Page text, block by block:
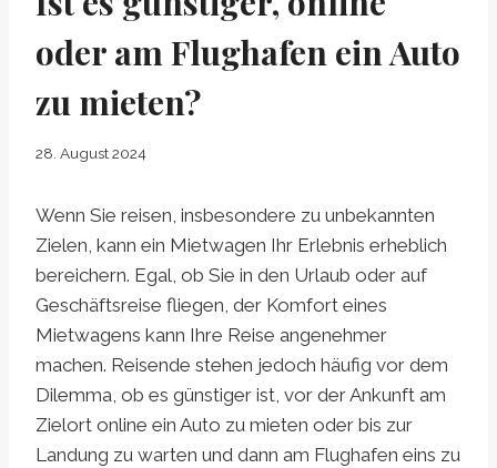
oder am Flughafen ein Auto
zu mieten?
28. August 2024
Wenn Sie reisen, insbesondere zu unbekannten
Zielen, kann ein Mietwagen Ihr Erlebnis erheblich
bereichern. Egal, ob Sie in den Urlaub oder auf
Geschäftsreise fliegen, der Komfort eines
Mietwagens kann Ihre Reise angenehmer
machen. Reisende stehen jedoch häufig vor dem
Dilemma, ob es günstiger ist, vor der Ankunft am
Zielort online ein Auto zu mieten oder bis zur
Landung zu warten und dann am Flughafen eins zu